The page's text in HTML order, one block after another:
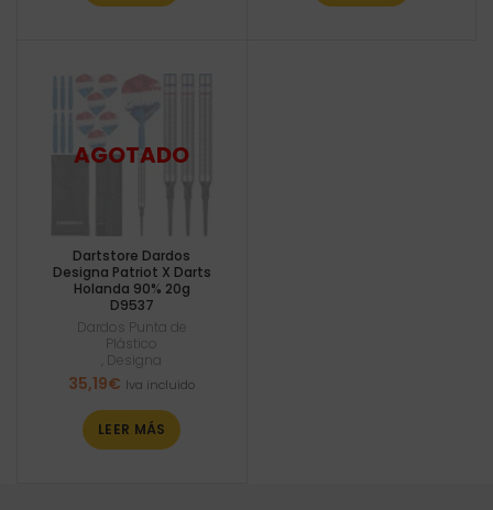
Dartstore Dardos
Designa Patriot X Darts
Holanda 90% 20g
D9537
Dardos Punta de
Plástico
Designa
35,19€ Iva incluido
LEER MÁS